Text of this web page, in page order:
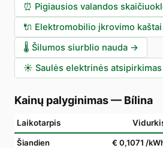
⏰ Pigiausios valandos
🔌 Elektromobilio įkrovimo kaštai
🌡️ Šilumos siurblio nauda →
☀️ Saulės elektrinės atsipirkimas
Kainų palyginimas— Bílina
Laikotarpis
Šiandien € 0,1071 /